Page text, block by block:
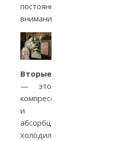
постоянного
внимания.
Вторые
— это
компрессионные
и
абсорбционные
холодильники.